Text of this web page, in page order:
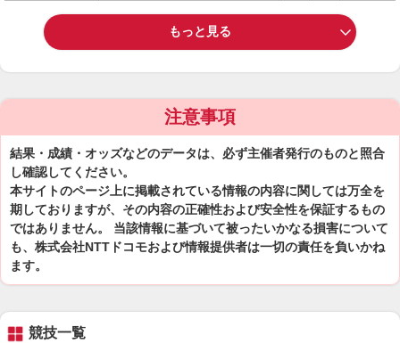
もっと見る
注意事項
結果・成績・オッズなどのデータは、必ず主催者発行のものと照合
し確認してください。
本サイトのページ上に掲載されている情報の内容に関しては万全を
期しておりますが、その内容の正確性および安全性を保証するもの
ではありません。 当該情報に基づいて被ったいかなる損害について
も、株式会社NTTドコモおよび情報提供者は一切の責任を負いかね
ます。
競技一覧